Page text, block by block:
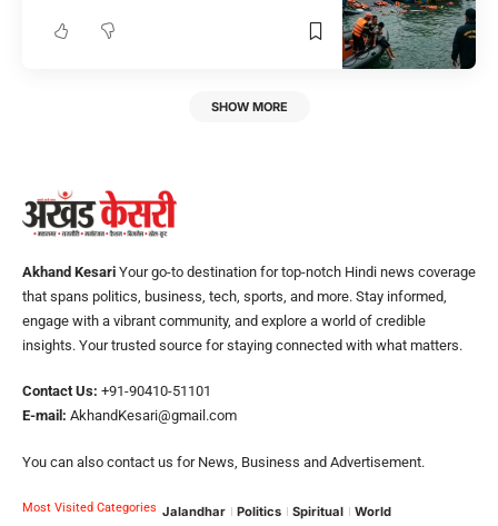
SHOW MORE
Akhand Kesari Your go-to destination for top-notch Hindi news coverage
that spans politics, business, tech, sports, and more. Stay informed,
engage with a vibrant community, and explore a world of credible
insights. Your trusted source for staying connected with what matters.
Contact Us: +91-90410-51101
E-mail: AkhandKesari@gmail.com
You can also contact us for News, Business and Advertisement.
Most Visited Categories Jalandhar Politics Spiritual World